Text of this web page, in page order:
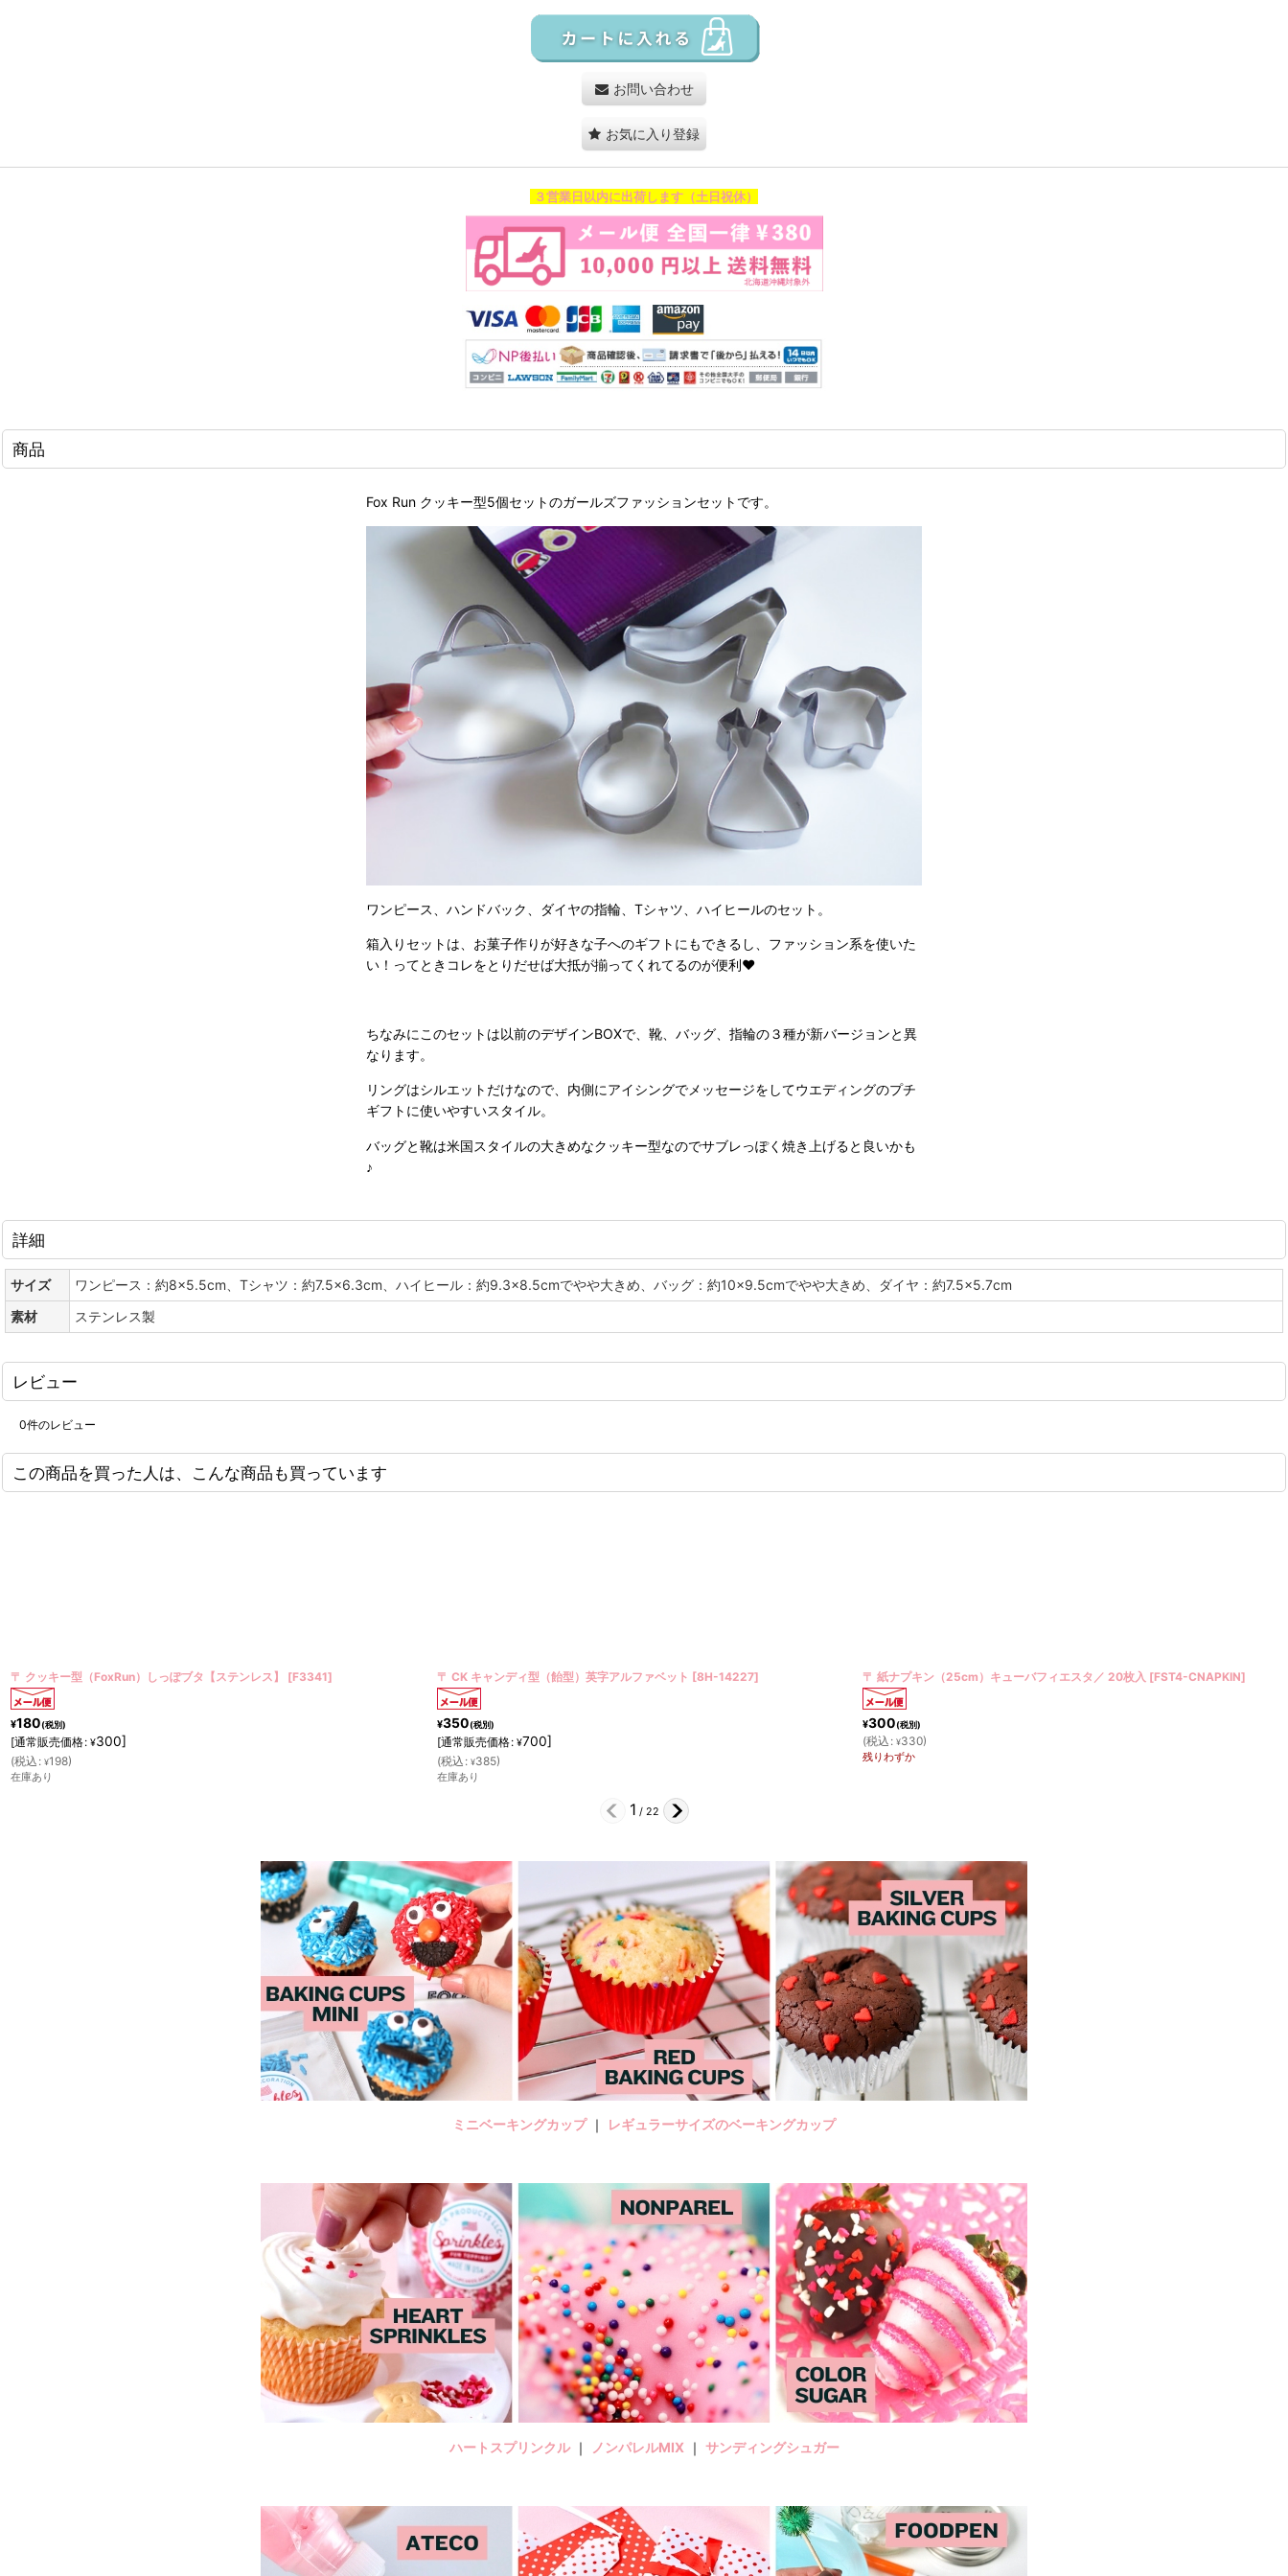
お問い合わせ
お気に入り登録
３営業日以内に出荷します（土日祝休）
商品
Fox Run クッキー型5個セットのガールズファッションセットです。
ワンピース、ハンドバック、ダイヤの指輪、Tシャツ、ハイヒールのセット。
箱入りセットは、お菓子作りが好きな子へのギフトにもできるし、ファッション系を使いた
い！ってときコレをとりだせば大抵が揃ってくれてるのが便利❤︎
ちなみにこのセットは以前のデザインBOXで、靴、バッグ、指輪の３種が新バージョンと異
なります。
リングはシルエットだけなので、内側にアイシングでメッセージをしてウエディングのプチ
ギフトに使いやすいスタイル。
バッグと靴は米国スタイルの大きめなクッキー型なのでサブレっぽく焼き上げると良いかも
♪
詳細
サイズ
ワンピース：約8×5.5cm、Tシャツ：約7.5×6.3cm、ハイヒール：約9.3×8.5cmでやや大きめ、バッグ：約10×9.5cmでやや大きめ、ダイヤ：約7.5×5.7cm
素材
ステンレス製
レビュー
0件のレビュー
この商品を買った人は、こんな商品も買っています
〒 CK キャンディ型（飴型）英字アルファベット [8H-14227]
¥350(税別)
[通常販売価格: ¥700]
(税込 : ¥385)
在庫あり
〒 紙ナプキン（25cm）キューバフィエスタ／ 20枚入 [FST4-CNAPKIN
¥300(税別)
(税込: ¥330)
残りわずか
〒 クッキー型（FoxRun）ジンジャーマンガール5cm [ F3306]
¥180(税別)
[通常販売価格
(税込: ¥198
2 /22
ミニベーキングカップ｜ レギュラーサイズのベーキングカップ
ハートスプリンクル｜ ノンパレルMIX ｜ サンディングシュガー